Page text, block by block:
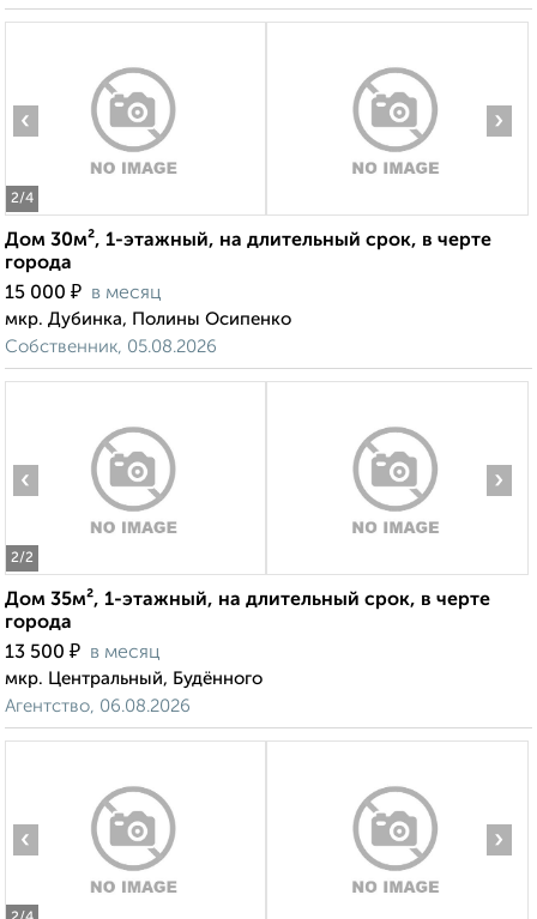
2/4
‹ ›
Дом 30м², 1-этажный, на длительный срок, в черте
города
15 000 ₽ в месяц
мкр. Дубинка, Полины Осипенко
Собственник, 05.08.2026
2/2
‹ ›
Дом 35м², 1-этажный, на длительный срок, в черте
города
13 500 ₽ в месяц
мкр. Центральный, Будённого
Агентство, 06.08.2026
‹ ›